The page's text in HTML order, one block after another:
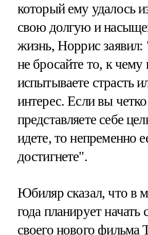
который ему удалось
свою долгую и
жизнь, Норрис заявил:
не бросайте то, к чему
испытываете страсть
интерес. Если вы четко
представляете себе
идете, то непременно
достигнете".
Юбиляр сказал, что в
года планирует начать
своего нового фильма